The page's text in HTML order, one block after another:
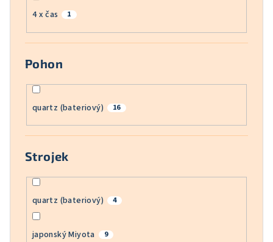
4 x čas 1
Pohon
quartz (bateriový) 16
Strojek
quartz (bateriový) 4
japonský Miyota 9